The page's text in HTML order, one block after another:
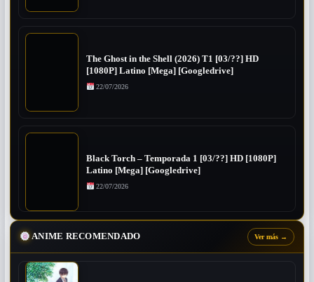
The Ghost in the Shell (2026) T1 [03/??] HD
[1080P] Latino [Mega] [Googledrive]
22/07/2026
Black Torch – Temporada 1 [03/??] HD [1080P]
Latino [Mega] [Googledrive]
22/07/2026
ANIME RECOMENDADO Ver más →